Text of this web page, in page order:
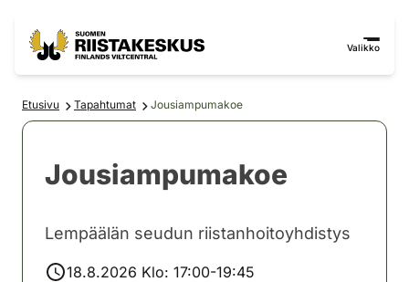
Valikko
Etusivu Tapahtumat Jousiampumakoe
Jousiampumakoe
Lempäälän seudun riistanhoitoyhdistys
18.8.2026 Klo: 17:00-19:45